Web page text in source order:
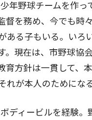
年野球チームを作っ
督を務め、今でも時
ある子もいる。い
。現在は、市野球協
育方針は一貫して、
が本人のためにな
ディービルを経験。